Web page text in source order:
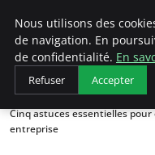
LECFCM
Accueil
Marketing pour
Cinq astuces essentielles
entreprise
Nous utilisons des
de navigation. En
de confidentialité. En
Refuser Accepter